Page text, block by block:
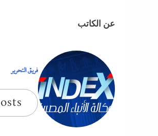
عن الكاتب
فريق التحرير